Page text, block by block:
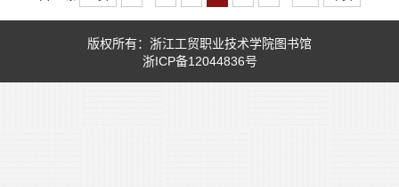
版权所有：浙江工贸职业技术学院图书馆
浙ICP备12044836号